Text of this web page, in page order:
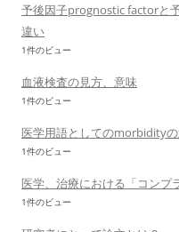
予後因子prognostic factorと
違い
1件のビュー
血液検査の見方、意味
1件のビュー
医学用語としてのmorbidity
1件のビュー
医学、治療における「コンプ
1件のビュー